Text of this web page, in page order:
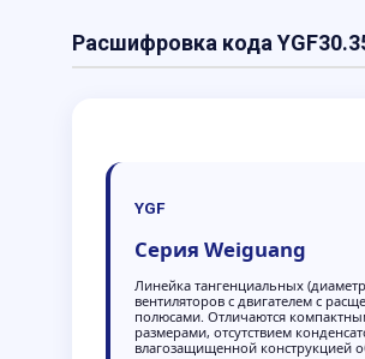
Расшифровка кода
YGF
Серия Weiguang
Линейка тангенциальных
вентиляторов с двигателем с
полюсами. Отличаются
размерами, отсутствием
влагозащищенной конструкцией